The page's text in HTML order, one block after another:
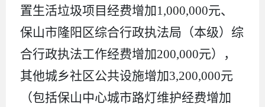
置生活垃圾项目经费增加1,000,000元、
保山市隆阳区综合行政执法局（本级）综
合行政执法工作经费增加200,000元），
其他城乡社区公共设施增加3,200,000元
（包括保山中心城市路灯维护经费增加